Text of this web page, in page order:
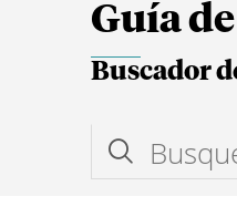
Guía
Buscador